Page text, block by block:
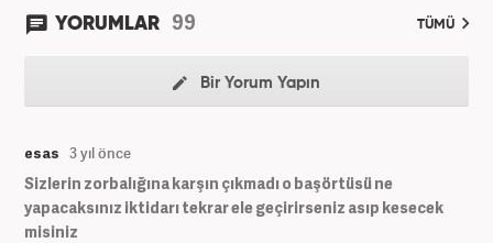
YORUMLAR 99 TÜMÜ
Bir Yorum Yapın
esas 3 yıl önce
Sizlerin zorbalığına karşın çıkmadı o başörtüsü ne
yapacaksınız iktidarı tekrar ele geçirirseniz asıp kesecek
misiniz